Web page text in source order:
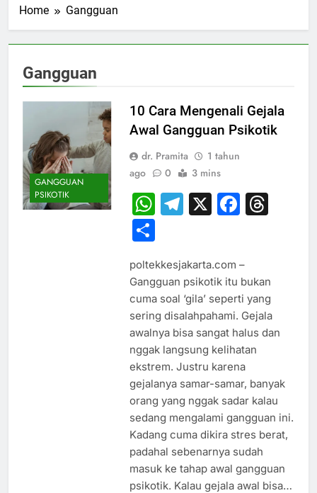
Home Gangguan
Gangguan
GANGGUAN
PSIKOTIK
10 Cara Mengenali Gejala
Awal Gangguan Psikotik
dr. Pramita
1 tahun
ago
0 3 mins
WhatsApp
Telegram
X
Share
poltekkesjakarta.com –
Gangguan psikotik itu bukan
cuma soal ‘gila’ seperti yang
sering disalahpahami. Gejala
awalnya bisa sangat halus dan
nggak langsung kelihatan
ekstrem. Justru karena
gejalanya samar-samar, banyak
orang yang nggak sadar kalau
sedang mengalami gangguan ini.
Kadang cuma dikira stres berat,
padahal sebenarnya sudah
masuk ke tahap awal gangguan
psikotik. Kalau gejala awal bisa…